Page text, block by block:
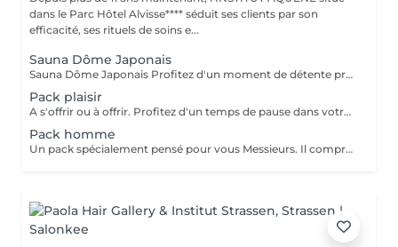
dans le Parc Hôtel Alvisse**** séduit ses clients par son
efficacité, ses rituels de soins e...
Sauna Dôme Japonais
Sauna Dôme Japonais Profitez d'un moment de détente profonde grâce au Sauna Dôme Japonais, une technologie de chaleur douce qui enveloppe le corps tout en laissant la tête à l'air libre. Ce soin favorise : la relaxation musculaire l'élimination des toxines l'activation de la circulation sanguine une sensation de bien-être immédiate Idéal pour relâcher les tensions, purifier l'organisme et offrir au corps un véritable moment de lâcher-prise.
Pack plaisir
A s'offrir ou à offrir. Profitez d'un temps de pause dans votre quotidien. Ce pack comprend: - Un soin visage hyaluronique pour l'éclat, l'hydratation et anti-rides. Convient à tout type de peau. - Un masque de massage pour les yeux (Eye Bar) - Un gommage corps - Un enveloppement corps pour renourrir la peau - Un bain de paraffine pour les mains - Une pédicure Prix 275€ au lieu de 325€
Pack homme
Un pack spécialement pensé pour vous Messieurs. Il comprend: - Un soin visage océan pour l'antifatigue, rafraîchir la peau et l'anti-rides. Convient à tout type de peau. - Microdermabrasion pour une peau plus douce - Un soin des yeux - Un masque de massage (Eye Bar) - Un massage crânien - Une pédicure Prix 256€ au lieu de 283€